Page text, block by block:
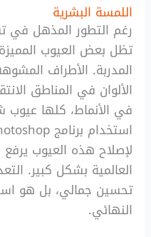
اللمسة البشرية
رغم التطور المذهل في
المدربة. الأطراف
الألوان في المناطق
في الأنماط، كلها عيوب
لإصلاح هذه العيوب
العالمية بشكل كبير.
تحسين جمالي، بل هو
النهائي.